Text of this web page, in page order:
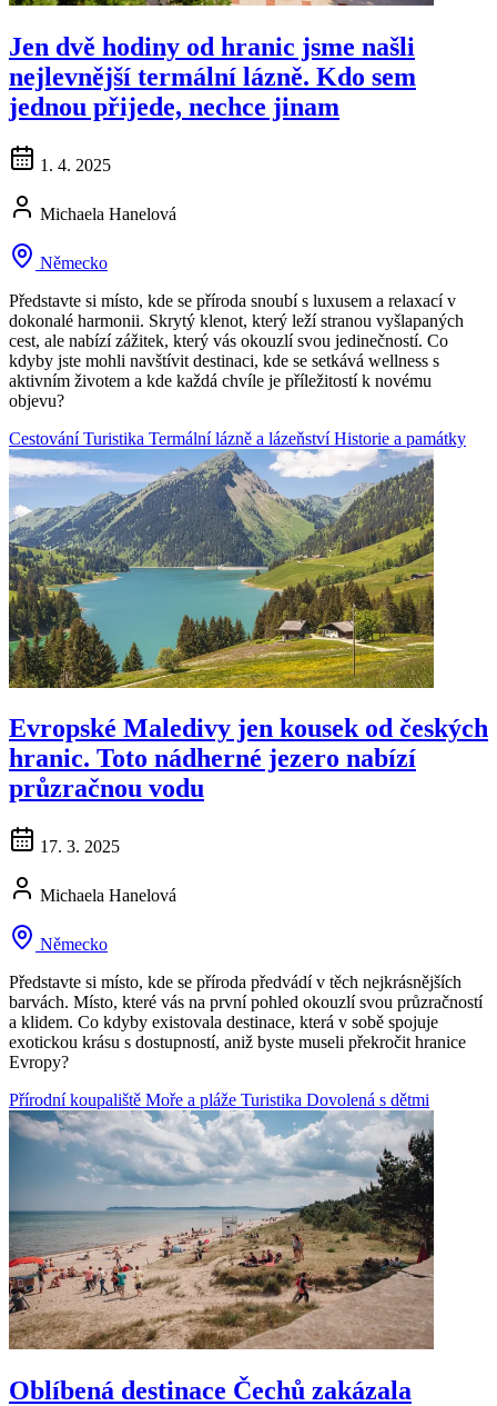
Jen dvě hodiny od hranic jsme našli
nejlevnější termální lázně. Kdo sem
jednou přijede, nechce jinam
1. 4. 2025
Michaela Hanelová
Německo
Představte si místo, kde se příroda snoubí s luxusem a relaxací v
dokonalé harmonii. Skrytý klenot, který leží stranou vyšlapaných
cest, ale nabízí zážitek, který vás okouzlí svou jedinečností. Co
kdyby jste mohli navštívit destinaci, kde se setkává wellness s
aktivním životem a kde každá chvíle je příležitostí k novému
objevu?
CestováníTuristika Termální lázně a lázeňství Historie a památky
Evropské Maledivy jen kousek od českých
hranic. Toto nádherné jezero nabízí
průzračnou vodu
17. 3. 2025
Michaela Hanelová
Německo
Představte si místo, kde se příroda předvádí v těch nejkrásnějších
barvách. Místo, které vás na první pohled okouzlí svou průzračností
a klidem. Co kdyby existovala destinace, která v sobě spojuje
exotickou krásu s dostupností, aniž byste museli překročit hranice
Evropy?
Přírodní koupaliště Moře a pláže Turistika Dovolená s dětmi
Oblíbená destinace Čechů zakázala